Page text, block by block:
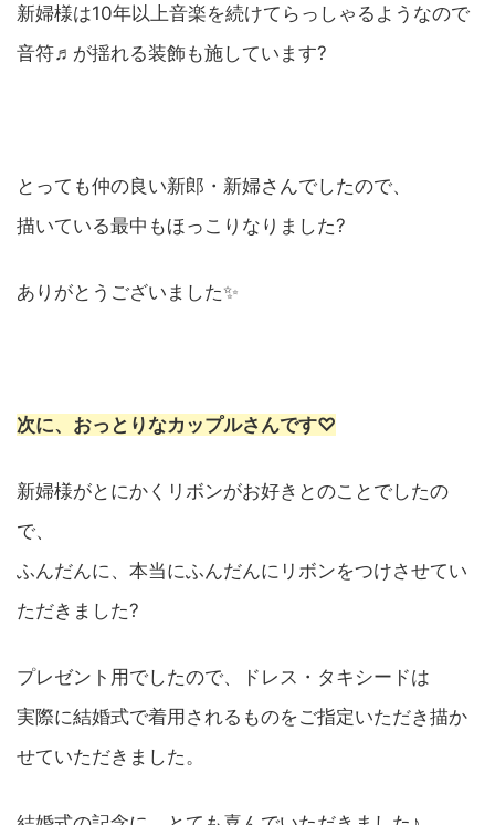
新婦様は10年以上音楽を続けてらっしゃるようなので
音符♬が揺れる装飾も施しています?
とっても仲の良い新郎・新婦さんでしたので、
描いている最中もほっこりなりました?
ありがとうございました✨
次に、おっとりなカップルさんです♡
新婦様がとにかくリボンがお好きとのことでしたの
で、
ふんだんに、本当にふんだんにリボンをつけさせてい
ただきました?
プレゼント用でしたので、ドレス・タキシードは
実際に結婚式で着用されるものをご指定いただき描か
せていただきました。